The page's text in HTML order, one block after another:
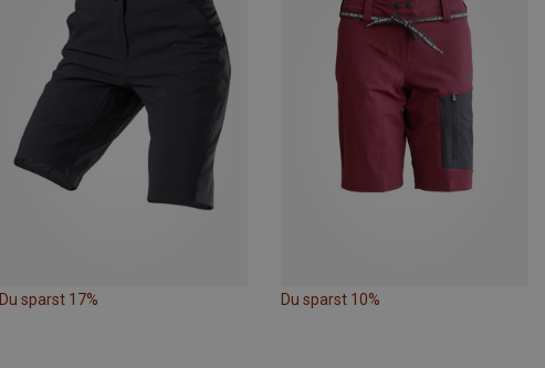
Du sparst 17% Du sparst 10%